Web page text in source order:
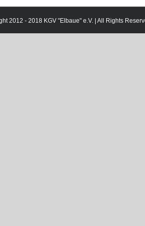
2012 - 2018 KGV "Elbaue" e.V. | All Rights